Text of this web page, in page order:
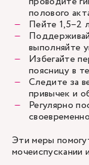
полового
Пейте 1,5–2
выполняйте
Избегайте
поясницу в
Следите за
привычек и
Регулярно
Эти меры
мочеиспускании